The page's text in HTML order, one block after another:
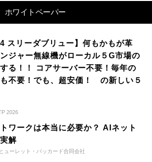
ホワイトペーパー
スリーダブリュー】何もかもが革
ジャー無線機がローカル５G市場の
る！！ コアサーバー不要！毎年の
不要！でも、超安価！ の新しい５
2026
ワークは本当に必要か？ AIネット
解
ューレット・パッカード合同会社